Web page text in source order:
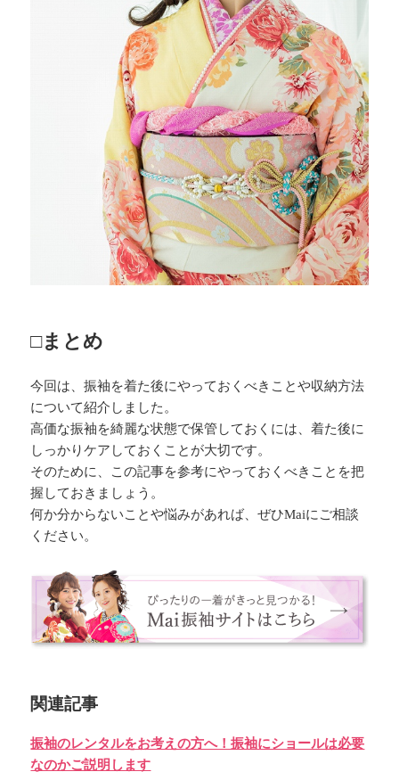
□まとめ
今回は、振袖を着た後にやっておくべきことや収納方法
について紹介しました。
高価な振袖を綺麗な状態で保管しておくには、着た後に
しっかりケアしておくことが大切です。
そのために、この記事を参考にやっておくべきことを把
握しておきましょう。
何か分からないことや悩みがあれば、ぜひMaiにご相談
ください。
関連記事
振袖のレンタルをお考えの方へ！振袖にショールは必要
なのかご説明します